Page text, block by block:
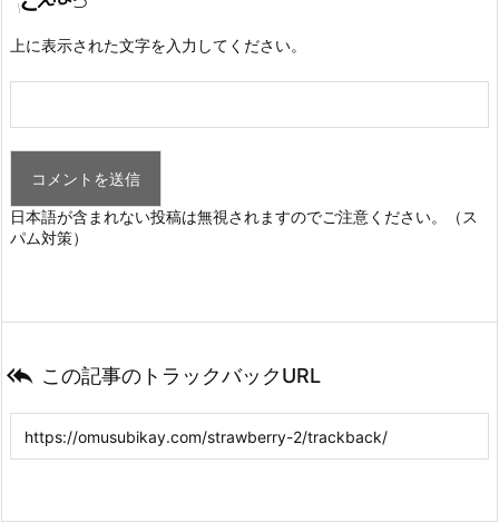
上に表示された文字を入力してください。
日本語が含まれない投稿は無視されますのでご注意ください。（ス
パム対策）
 この記事のトラックバックURL